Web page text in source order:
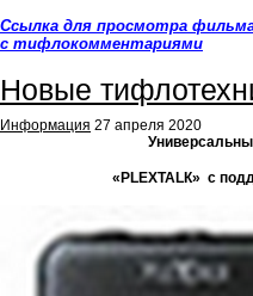
Ссылка для просмотра
с тифлокомментариями
Новые
Информация 27 апреля 2020
«РLЕХТАLК» с